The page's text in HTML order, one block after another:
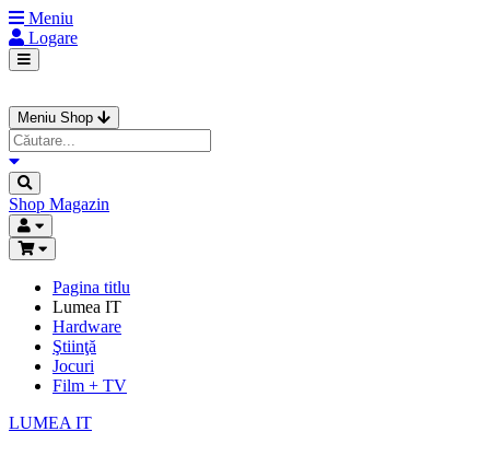
Meniu
Logare
Meniu Shop
Shop Magazin
Pagina titlu
Lumea IT
Hardware
Ştiinţă
Jocuri
Film + TV
LUMEA IT